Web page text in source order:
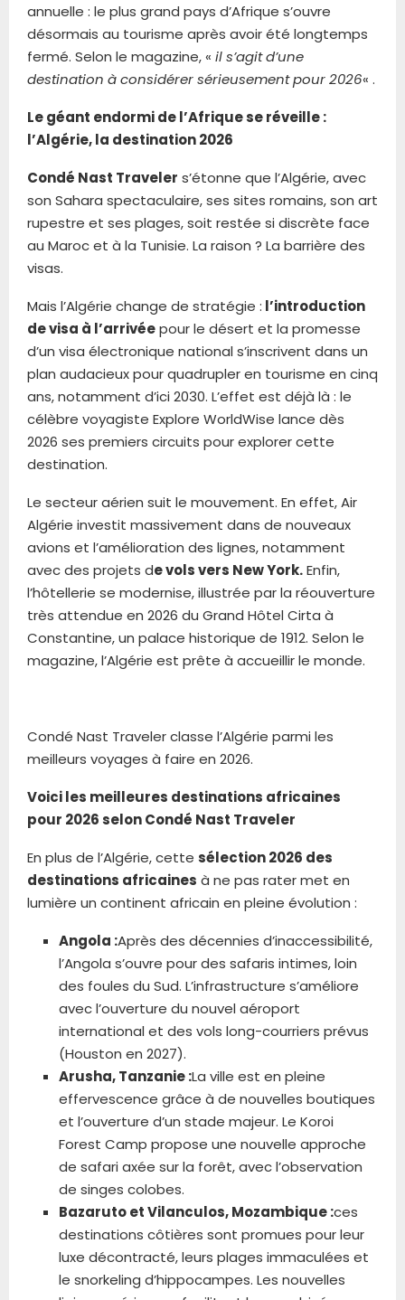
annuelle : le plus grand pays d’Afrique s’ouvre
désormais au tourisme après avoir été longtemps
fermé. Selon le magazine, « il s’agit d’une
destination à considérer sérieusement pour 2026« .
Le géant endormi de l’Afrique se réveille :
l’Algérie, la destination 2026
Condé Nast Traveler s’étonne que l’Algérie, avec
son Sahara spectaculaire, ses sites romains, son art
rupestre et ses plages, soit restée si discrète face
au Maroc et à la Tunisie. La raison ? La barrière des
visas.
Mais l’Algérie change de stratégie : l’introduction
de visa à l’arrivéepour le désert et la promesse
d’un visa électronique national s’inscrivent dans un
plan audacieux pour quadrupler en tourisme en cinq
ans, notamment d’ici 2030. L’effet est déjà là : le
célèbre voyagiste Explore WorldWise lance dès
2026 ses premiers circuits pour explorer cette
destination.
Le secteur aérien suit le mouvement. En effet, Air
Algérie investit massivement dans de nouveaux
avions et l’amélioration des lignes, notamment
avec des projets de vols vers New York.Enfin,
l’hôtellerie se modernise, illustrée par la réouverture
très attendue en 2026 du Grand Hôtel Cirta à
Constantine, un palace historique de 1912. Selon le
magazine, l’Algérie est prête à accueillir le monde.
Condé Nast Traveler classe l’Algérie parmi les
meilleurs voyages à faire en 2026.
Voici les meilleures destinations africaines
pour 2026 selon Condé Nast Traveler
En plus de l’Algérie, cette sélection 2026 des
destinations africaines à ne pas rater met en
lumière un continent africain en pleine évolution :
Angola :Après des décennies d’inaccessibilité,
l’Angola s’ouvre pour des safaris intimes, loin
des foules du Sud. L’infrastructure s’améliore
avec l’ouverture du nouvel aéroport
international et des vols long-courriers prévus
(Houston en 2027).
Arusha, Tanzanie :La ville est en pleine
effervescence grâce à de nouvelles boutiques
et l’ouverture d’un stade majeur. Le Koroi
Forest Camp propose une nouvelle approche
de safari axée sur la forêt, avec l’observation
de singes colobes.
Bazaruto et Vilanculos, Mozambique :ces
destinations côtières sont promues pour leur
luxe décontracté, leurs plages immaculées et
le snorkeling d’hippocampes. Les nouvelles